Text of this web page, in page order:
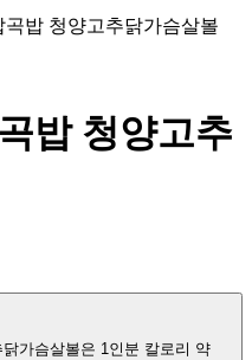
밥 청양고추닭가슴살볼
밥 청양고추
가슴살볼은 1인분 칼로리 약